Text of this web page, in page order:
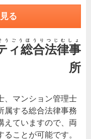
る
ィ総合法律事
うごうほうりつじむしょ
、マンション管理士
属する総合法律事務
えていますので、両
ことが可能です。